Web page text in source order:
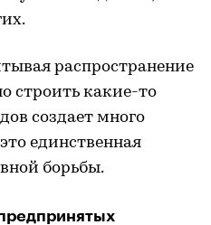
распространение
строить какие-то
создает много
единственная
борьбы.